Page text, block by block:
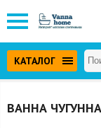
КАТАЛОГ
ВАННА